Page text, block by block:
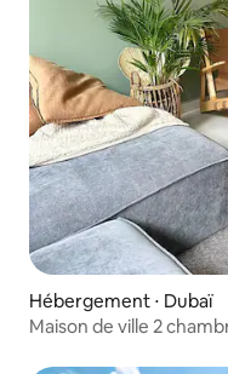
Hébergement ⋅ Dubaï
Maison de ville 2